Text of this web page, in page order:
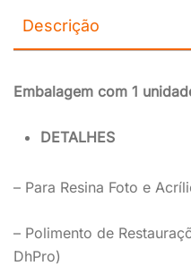
Descrição
Embalagem com 1
DETALHES
– Para Resina Foto e
– Polimento de
DhPro)